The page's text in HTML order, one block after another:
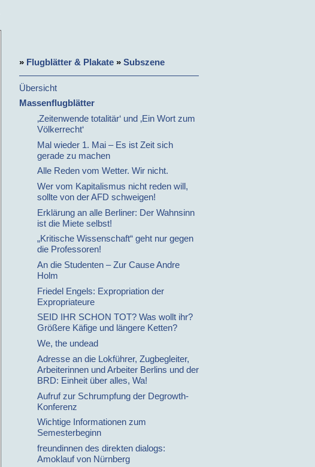
» Flugblätter & Plakate » Subszene
Übersicht
Massenflugblätter
‚Zeitenwende totalitär‘ und ‚Ein Wort zum
Völkerrecht‘
Mal wieder 1. Mai – Es ist Zeit sich
gerade zu machen
Alle Reden vom Wetter. Wir nicht.
Wer vom Kapitalismus nicht reden will,
sollte von der AFD schweigen!
Erklärung an alle Berliner: Der Wahnsinn
ist die Miete selbst!
„Kritische Wissenschaft“ geht nur gegen
die Professoren!
An die Studenten – Zur Cause Andre
Holm
Friedel Engels: Expropriation der
Expropriateure
SEID IHR SCHON TOT? Was wollt ihr?
Größere Käfige und längere Ketten?
We, the undead
Adresse an die Lokführer, Zugbegleiter,
Arbeiterinnen und Arbeiter Berlins und der
BRD: Einheit über alles, Wa!
Aufruf zur Schrumpfung der Degrowth-
Konferenz
Wichtige Informationen zum
Semesterbeginn
freundinnen des direkten dialogs:
Amoklauf von Nürnberg